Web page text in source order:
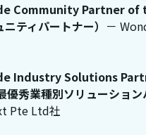
Community Partner of
ティパートナー） －
Industry Solutions
優秀業種別ソリューション
Pte Ltd社